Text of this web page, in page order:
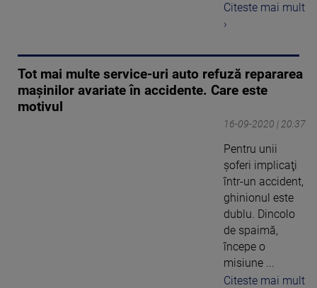
Citeste mai mult
›
Tot mai multe service-uri auto refuză repararea
mașinilor avariate în accidente. Care este
motivul
16-09-2020 | 20:37
Pentru unii
şoferi implicaţi
într-un accident,
ghinionul este
dublu. Dincolo
de spaimă,
începe o
misiune ...
Citeste mai mult